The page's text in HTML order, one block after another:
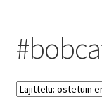
Laserleikkaus & -